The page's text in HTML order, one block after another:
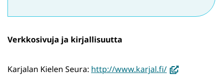
Verkkosivuja ja kirjallisuutta
Karjalan Kielen Seura: http://www.karjal.fi/(avautuu